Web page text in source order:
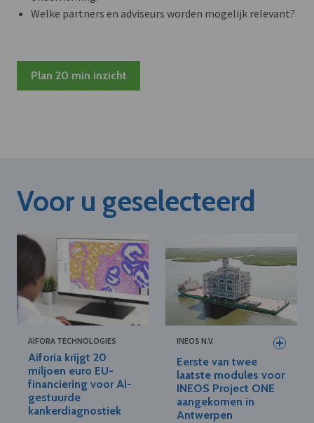
Welke partners en adviseurs worden mogelijk relevant?
Plan 20 min inzicht
Voor u geselecteerd
AIFORA TECHNOLOGIES
Aiforia krijgt 20
miljoen euro EU-
financiering voor AI-
gestuurde
kankerdiagnostiek
INEOS N.V.
Eerste van twee
laatste modules voor
INEOS Project ONE
aangekomen in
Antwerpen